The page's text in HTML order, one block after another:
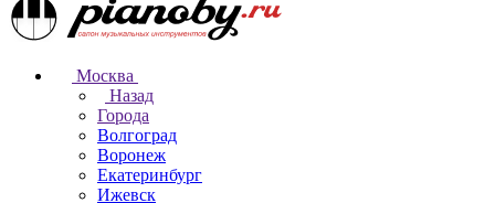
Москва
Назад
Города
Волгоград
Воронеж
Екатеринбург
Ижевск